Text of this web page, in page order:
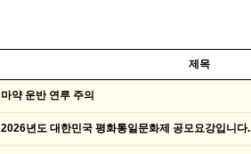
제목
마약 운반 연루 주의
2026년도 대한민국 평화통일문화제 공모요강입니다.